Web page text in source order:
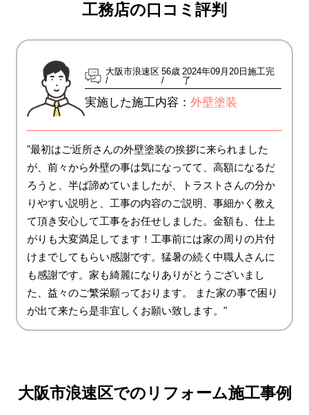
工務店の口コミ評判
大阪市浪速区 56歳 2024年09月20日施工完
了
実施した施工内容：外壁塗装
"最初はご近所さんの外壁塗装の挨拶に来られました
が、前々から外壁の事は気になってて、高額になるだ
ろうと、半ば諦めていましたが、トラストさんの分か
りやすい説明と、工事の内容のご説明、事細かく教え
て頂き安心して工事をお任せしました。金額も、仕上
がりも大変満足してます！工事前には家の周りの片付
けまでしてもらい感謝です。猛暑の続く中職人さんに
も感謝です。家も綺麗になりありがとうございまし
た、益々のご繁栄願っております。 また家の事で困り
が出て来たら是非宜しくお願い致します。"
大阪市浪速区でのリフォーム施工事例